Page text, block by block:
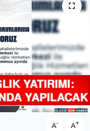
A- A+